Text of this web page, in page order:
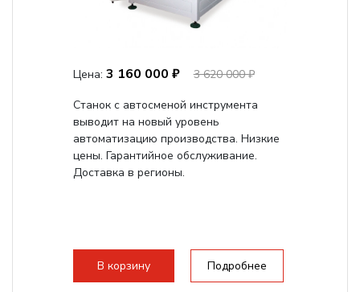
Цена: 3 160 000 ₽
3 620 000 ₽
Станок с автосменой инструмента
выводит на новый уровень
автоматизацию производства. Низкие
цены. Гарантийное обслуживание.
Доставка в регионы.
В корзину Подробнее